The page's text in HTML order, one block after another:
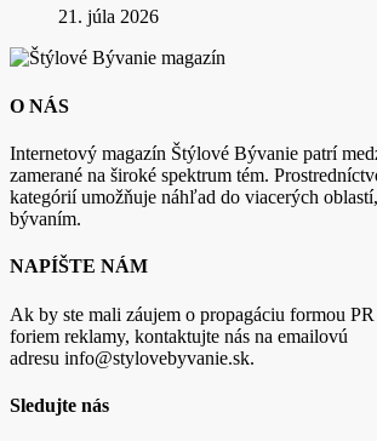
21. júla 2026
O NÁS
Internetový magazín Štýlové Bývanie patrí
zamerané na široké spektrum tém.
kategórií umožňuje náhľad do viacerých
bývaním.
NAPÍŠTE NÁM
Ak by ste mali záujem o propagáciu formou
foriem reklamy, kontaktujte nás na emailovú
adresu info@stylovebyvanie.sk.
Sledujte nás